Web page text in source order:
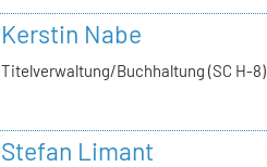
Kerstin Nabe
Titelverwaltung/Buchhaltung (SC H-8)
Stefan Limant